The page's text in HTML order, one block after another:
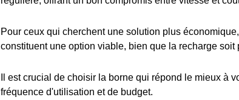
Pour ceux qui cherchent une solution plus
constituent une option viable, bien que la recharge soit
Il est crucial de choisir la borne qui répond le mieux à
fréquence d'utilisation et de budget.